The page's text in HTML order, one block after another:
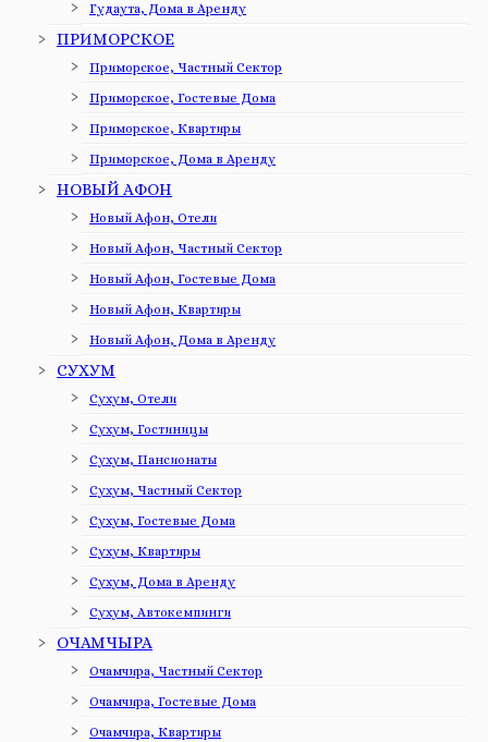
Гудаута, Дома в Аренду
ПРИМОРСКОЕ
Приморское, Частный Сектор
Приморское, Гостевые Дома
Приморское, Квартиры
Приморское, Дома в Аренду
НОВЫЙ АФОН
Новый Афон, Отели
Новый Афон, Частный Сектор
Новый Афон, Гостевые Дома
Новый Афон, Квартиры
Новый Афон, Дома в Аренду
СУХУМ
Сухум, Отели
Сухум, Гостиницы
Сухум, Пансионаты
Сухум, Частный Сектор
Сухум, Гостевые Дома
Сухум, Квартиры
Сухум, Дома в Аренду
Сухум, Автокемпинги
ОЧАМЧЫРА
Очамчира, Частный Сектор
Очамчира, Гостевые Дома
Очамчира, Квартиры